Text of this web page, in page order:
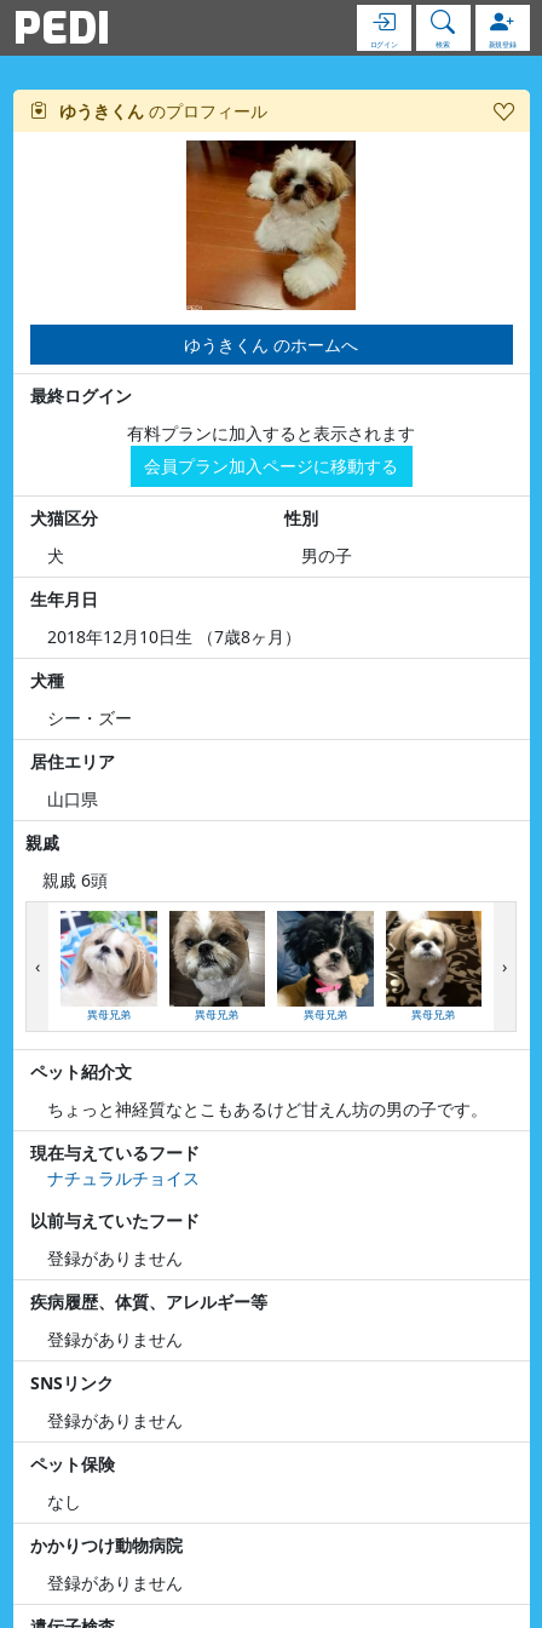
PEDI ログイン 検索 新規登録
ゆうきくん のプロフィール
ゆうきくん のホームへ
最終ログイン
有料プランに加入すると表示されます
会員プラン加入ページに移動する
犬猫区分
犬
性別
男の子
生年月日
2018年12月10日生 （7歳8ヶ月）
犬種
シー・ズー
居住エリア
山口県
親戚
親戚 6頭
異母兄弟 異母兄弟 異母兄弟 異母兄弟
‹ ›
ペット紹介文
ちょっと神経質なとこもあるけど甘えん坊の男の子です。
現在与えているフード
ナチュラルチョイス
以前与えていたフード
登録がありません
疾病履歴、体質、アレルギー等
登録がありません
SNSリンク
登録がありません
ペット保険
なし
かかりつけ動物病院
登録がありません